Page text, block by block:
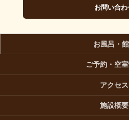
お問い合わ
お風呂・
ご予約・空
アクセス
施設概要